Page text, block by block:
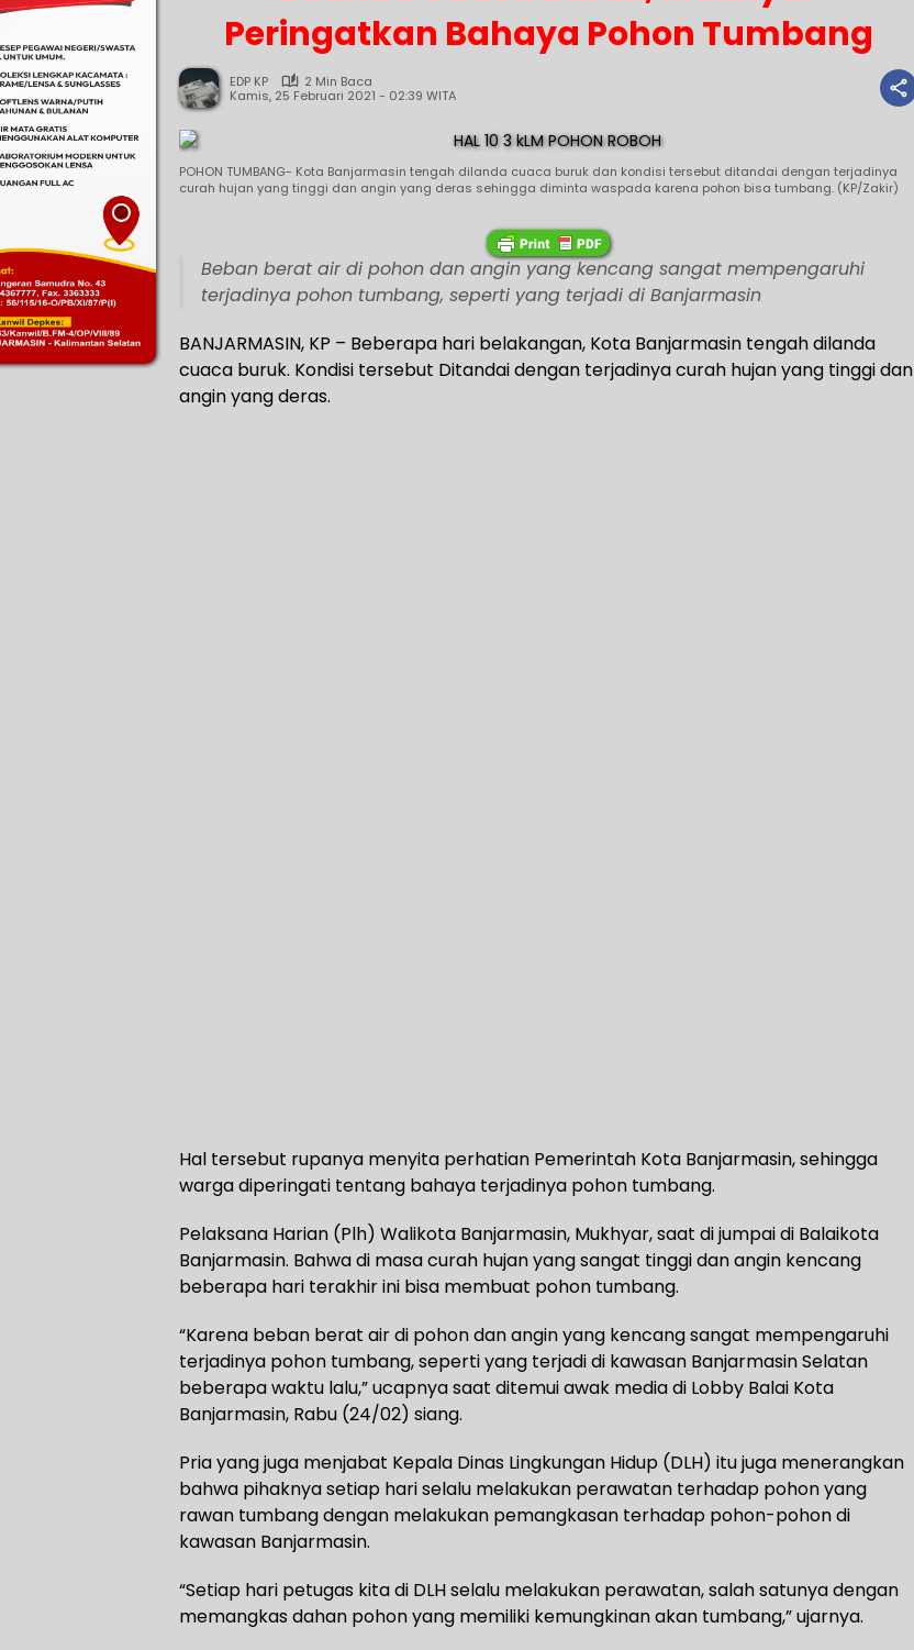
Peringatkan Bahaya Pohon Tumbang
EDP KP
2 Min Baca
Kamis, 25 Februari 2021 - 02:39 WITA
POHON TUMBANG- Kota Banjarmasin tengah dilanda cuaca buruk dan kondisi tersebut ditandai dengan terjadinya
curah hujan yang tinggi dan angin yang deras sehingga diminta waspada karena pohon bisa tumbang. (KP/Zakir)
Beban berat air di pohon dan angin yang kencang sangat mempengaruhi
terjadinya pohon tumbang, seperti yang terjadi di Banjarmasin
BANJARMASIN, KP – Beberapa hari belakangan, Kota Banjarmasin tengah dilanda
cuaca buruk. Kondisi tersebut Ditandai dengan terjadinya curah hujan yang tinggi dan
angin yang deras.
Hal tersebut rupanya menyita perhatian Pemerintah Kota Banjarmasin, sehingga
warga diperingati tentang bahaya terjadinya pohon tumbang.
Pelaksana Harian (Plh) Walikota Banjarmasin, Mukhyar, saat di jumpai di Balaikota
Banjarmasin. Bahwa di masa curah hujan yang sangat tinggi dan angin kencang
beberapa hari terakhir ini bisa membuat pohon tumbang.
“Karena beban berat air di pohon dan angin yang kencang sangat mempengaruhi
terjadinya pohon tumbang, seperti yang terjadi di kawasan Banjarmasin Selatan
beberapa waktu lalu,” ucapnya saat ditemui awak media di Lobby Balai Kota
Banjarmasin, Rabu (24/02) siang.
Pria yang juga menjabat Kepala Dinas Lingkungan Hidup (DLH) itu juga menerangkan
bahwa pihaknya setiap hari selalu melakukan perawatan terhadap pohon yang
rawan tumbang dengan melakukan pemangkasan terhadap pohon-pohon di
kawasan Banjarmasin.
“Setiap hari petugas kita di DLH selalu melakukan perawatan, salah satunya dengan
memangkas dahan pohon yang memiliki kemungkinan akan tumbang,” ujarnya.